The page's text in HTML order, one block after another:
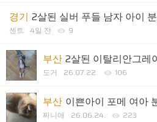
경기 2살된 실버 푸들 남자 아이
센트 4일 전 9
부산 2살된 이탈리안그레
도거 26.07.22. 106
부산 이쁜아이 포메 여아
찌니애 26.06.24. 223